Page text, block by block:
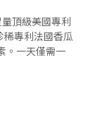
頂級美國專利
稀專利法國香瓜
。一天僅需一